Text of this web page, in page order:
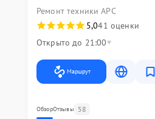
Ремонт техники APC
5,041 оценки
Открыто до 21:00
Маршрут
ОбзорОтзывы 58